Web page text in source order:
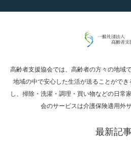
通常投稿
Hello world!
究極的に実用性
高齢者支援協会では、高齢者の方々の地域
地域の中で安心した生活が送ることがで
し、掃除・洗濯・調理・買い物などの日常
会のサービスは介護保険適用外
最新記